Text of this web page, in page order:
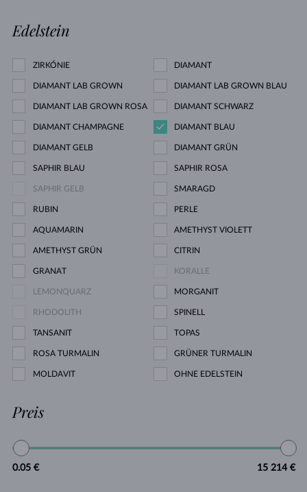
Edelstein
ZIRKÓNIE DIAMANT
DIAMANT LAB GROWN DIAMANT LAB GROWN BLAU
DIAMANT LAB GROWN ROSA DIAMANT SCHWARZ
DIAMANT CHAMPAGNE DIAMANT BLAU
DIAMANT GELB DIAMANT GRÜN
SAPHIR BLAU SAPHIR ROSA
SAPHIR GELB SMARAGD
RUBIN PERLE
AQUAMARIN AMETHYST VIOLETT
AMETHYST GRÜN CITRIN
GRANAT KORALLE
LEMONQUARZ MORGANIT
RHODOLITH SPINELL
TANSANIT TOPAS
ROSA TURMALIN GRÜNER TURMALIN
MOLDAVIT OHNE EDELSTEIN
Preis
0.05 € 15 214 €